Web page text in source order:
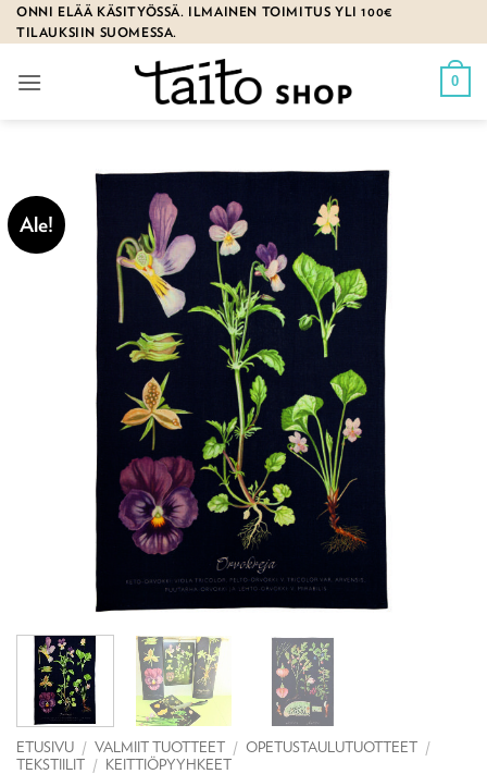
Skip
to
ONNI ELÄÄ KÄSITYÖSSÄ. ILMAINEN TOIMITUS YLI 100€
TILAUKSIIN SUOMESSA.
0
Ale!
ETUSIVU / VALMIIT TUOTTEET / OPETUSTAULUTUOTTEET /
TEKSTIILIT / KEITTIÖPYYHKEET